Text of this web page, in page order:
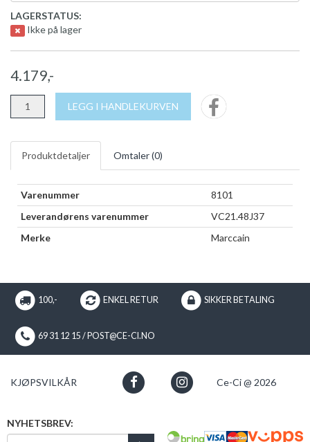
LAGERSTATUS:
Ikke på lager
4.179,-
LEGG I HANDLEKURVEN
Produktdetaljer Omtaler (0)
Varenummer
8101
Leverandørens varenummer
VC21.48J37
Merke
Marccain
100,- ENKEL RETUR SIKKER BETALING
69 31 12 15 / POST@CE-CI.NO
KJØPSVILKÅR Ce-Ci @ 2026
NYHETSBREV: